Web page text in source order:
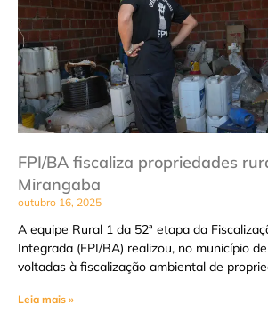
FPI/BA fiscaliza propriedades
Mirangaba
outubro 16, 2025
A equipe Rural 1 da 52ª etapa da
Integrada (FPI/BA) realizou, no município
voltadas à fiscalização ambiental de
Leia mais »